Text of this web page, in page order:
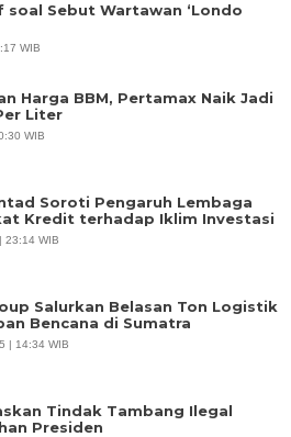
soal Sebut Wartawan ‘Londo
WIB
Harga BBM, Pertamax Naik Jadi
Liter
WIB
Soroti Pengaruh Lembaga
Kredit terhadap Iklim Investasi
23:14 WIB
Salurkan Belasan Ton Logistik
Bencana di Sumatra
| 14:34 WIB
Tindak Tambang Ilegal
Presiden